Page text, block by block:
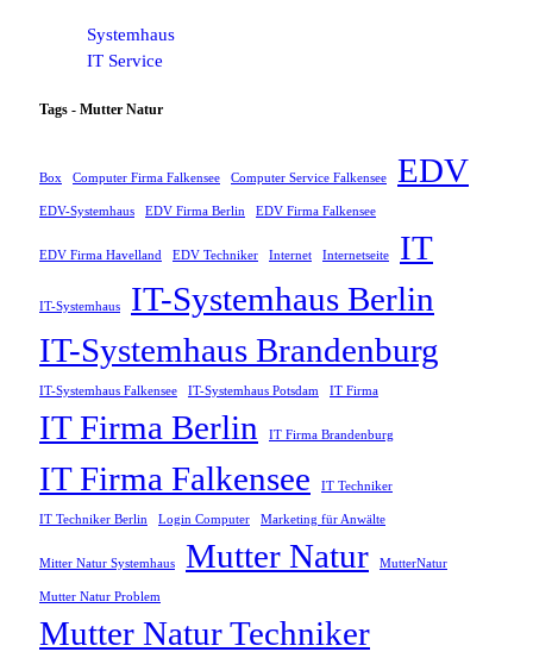
Systemhaus
IT Service
Tags - Mutter Natur
Box Computer Firma Falkensee Computer Service Falkensee EDV
EDV-Systemhaus EDV Firma Berlin EDV Firma Falkensee
EDV Firma Havelland EDV Techniker Internet Internetseite IT
IT-Systemhaus
IT-Systemhaus Berlin
IT-Systemhaus Brandenburg
IT-Systemhaus Falkensee IT-Systemhaus Potsdam IT Firma
IT Firma Berlin IT Firma Brandenburg
IT Firma Falkensee IT Techniker
IT Techniker Berlin Login Computer Marketing für Anwälte
Mitter Natur Systemhaus Mutter Natur MutterNatur
Mutter Natur Problem
Mutter Natur Techniker